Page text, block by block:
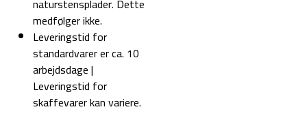
naturstensplader. Dette
medfølger ikke.
Leveringstid for
standardvarer er ca. 10
arbejdsdage |
Leveringstid for
skaffevarer kan variere.